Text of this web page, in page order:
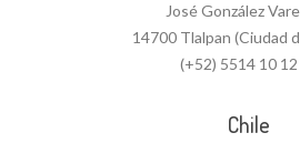
José González
14700 Tlalpan (Ciudad
(+52) 5514 10
Chile